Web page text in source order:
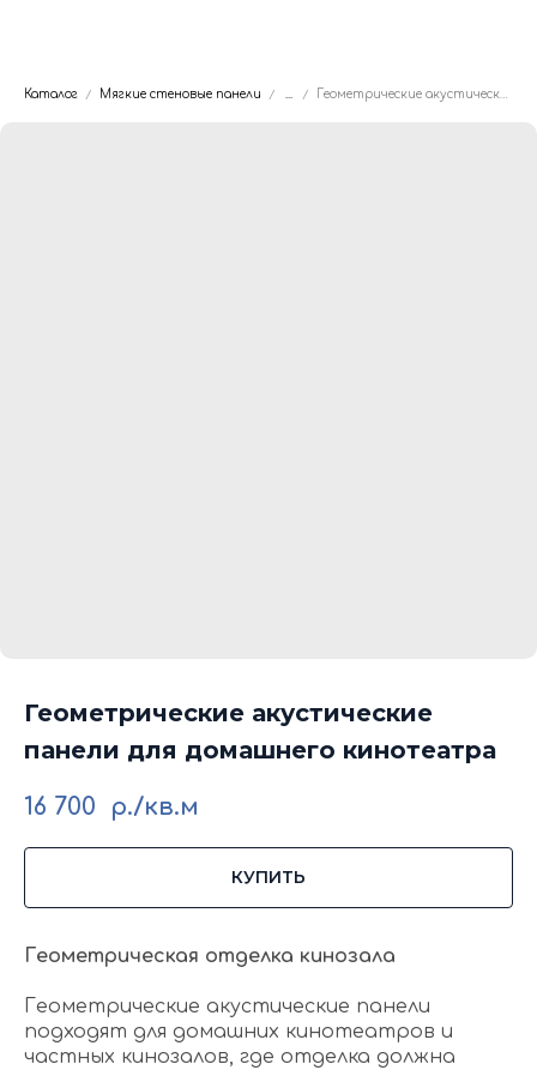
Каталог Мягкие стеновые панели
Геометрические акустические
панели для домашнего кинотеатра
16 700 р./кв.м
КУПИТЬ
Геометрическая отделка кинозала
Геометрические акустические панели
подходят для домашних кинотеатров и
частных кинозалов, где отделка должна